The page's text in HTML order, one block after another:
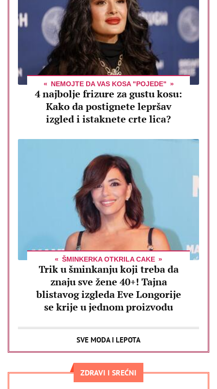
NEMOJTE DA VAS KOSA "POJEDE"
4 najbolje frizure za gustu kosu:
Kako da postignete lepršav
izgled i istaknete crte lica?
ŠMINKERKA OTKRILA CAKE
Trik u šminkanju koji treba da
znaju sve žene 40+! Tajna
blistavog izgleda Eve Longorije
se krije u jednom proizvodu
SVE MODA I LEPOTA
ZDRAVI I SREĆNI